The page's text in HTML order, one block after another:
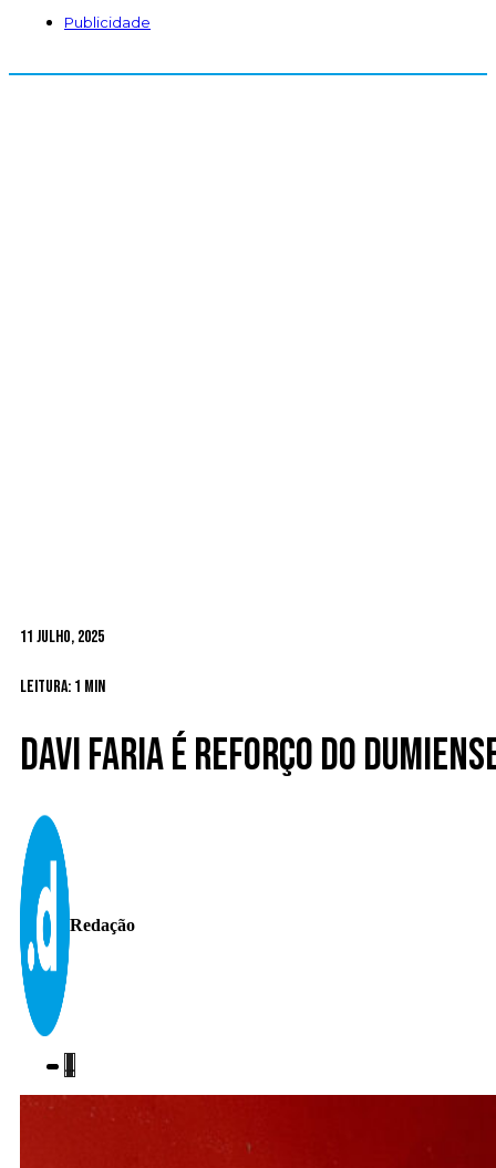
Publicidade
11 Julho, 2025
Leitura: 1 min
Davi Faria é reforço do
Redação